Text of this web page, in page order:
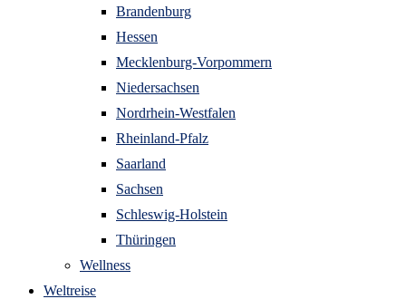
Brandenburg
Hessen
Mecklenburg-Vorpommern
Niedersachsen
Nordrhein-Westfalen
Rheinland-Pfalz
Saarland
Sachsen
Schleswig-Holstein
Thüringen
Wellness
Weltreise